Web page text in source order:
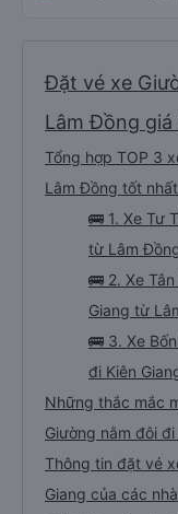
Đặt vé xe
Lâm Đồng
Tổng hợp TOP 3
Lâm Đồng tốt
🚌 1. Xe Tư
từ Lâm
🚌 2. Xe
Giang từ
🚌 3. Xe
đi Kiên
Những thắc mắc
Giường nằm đôi
Thông tin đặt vé
Giang của các